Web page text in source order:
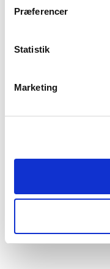
Præferencer
Statistik
Marketing